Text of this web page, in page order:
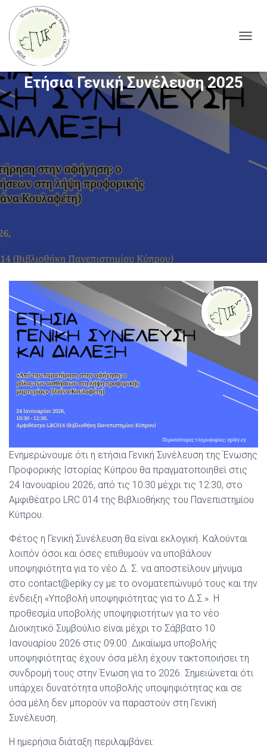
V
G
Ετήσια Γενική Συνέλευση 2025
Ενημερώνουμε ότι η ετήσια Γενική Συνέλευση της Ένωσης
Προφορικής Ιστορίας Κύπρου θα πραγματοποιηθεί στις
24 Ιανουαρίου 2026, από τις 10:30 μέχρι τις 12:30, στο
Αμφιθέατρο LRC 014 της Βιβλιοθήκης του Πανεπιστημίου
Κύπρου.
Φέτος η Γενική Συνέλευση θα είναι εκλογική. Καλούνται
λοιπόν όσοι και όσες επιθυμούν να υποβάλουν
υποψηφιότητα για το νέο Δ. Σ. να αποστείλουν μήνυμα
στο contact@epiky.cy με το ονοματεπώνυμό τους και την
ένδειξη «Υποβολή υποψηφιότητας για το Δ.Σ.». Η
προθεσμία υποβολής υποψηφιοτήτων για το νέο
Διοικητικό Συμβούλιο είναι μέχρι το Σάββατο 10
Ιανουαρίου 2026 στις 09:00. Δικαίωμα υποβολής
υποψηφιότητας έχουν όσα μέλη έχουν τακτοποιήσει τη
συνδρομή τους στην Ένωση για το 2026. Σημειώνεται ότι
υπάρχει δυνατότητα υποβολής υποψηφιότητας και σε
όσα μέλη δεν μπορούν να παραστούν στη Γενική
Συνέλευση.
Η ημερήσια διάταξη περιλαμβάνει: